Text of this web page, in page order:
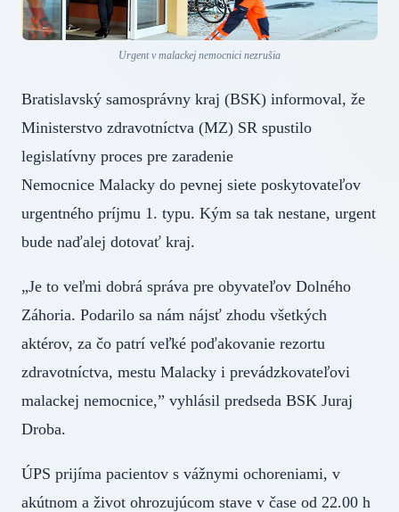
Urgent v malackej nemocnici nezrušia
Bratislavský samosprávny kraj (BSK) informoval, že
Ministerstvo zdravotníctva (MZ) SR spustilo
legislatívny proces pre zaradenie
Nemocnice Malacky do pevnej siete poskytovateľov
urgentného príjmu 1. typu. Kým sa tak nestane, urgent
bude naďalej dotovať kraj.
„Je to veľmi dobrá správa pre obyvateľov Dolného
Záhoria. Podarilo sa nám nájsť zhodu všetkých
aktérov, za čo patrí veľké poďakovanie rezortu
zdravotníctva, mestu Malacky i prevádzkovateľovi
malackej nemocnice,” vyhlásil predseda BSK Juraj
Droba.
ÚPS prijíma pacientov s vážnymi ochoreniami, v
akútnom a život ohrozujúcom stave v čase od 22.00 h